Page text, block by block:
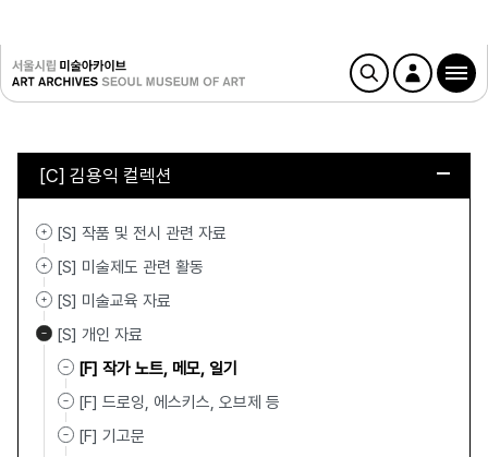
[C] 김용익 컬렉션
[S] 작품 및 전시 관련 자료
[S] 미술제도 관련 활동
[S] 미술교육 자료
[S] 개인 자료
[F] 작가 노트, 메모, 일기
[F] 드로잉, 에스키스, 오브제 등
[F] 기고문